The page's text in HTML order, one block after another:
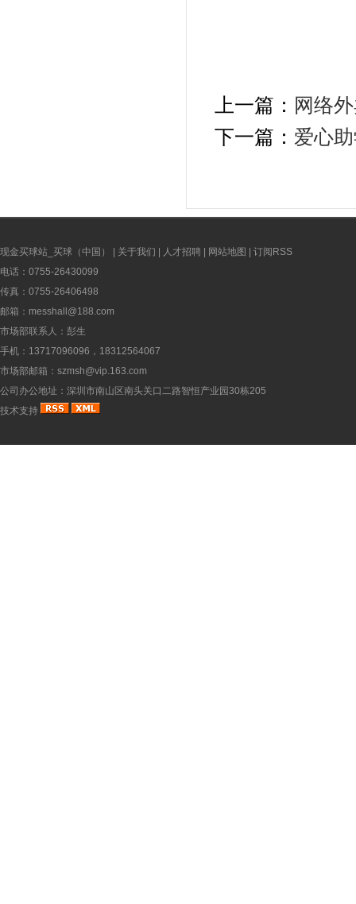
上一篇： 网络
下一篇： 爱心
现金买球站_买球（中国） 关于我们 人才招聘 网站地图
订阅RSS
电话：0755-26430099
传真：0755-26406498
邮箱：messhall@188.com
市场部联系人：彭生
手机：13717096096，18312564067
市场部邮箱：szmsh@vip.163.com
公司办公地址：深圳市南山区南头关口二路智恒产业园30栋205
技术支持